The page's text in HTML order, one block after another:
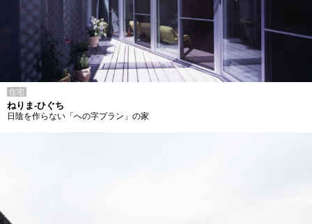
住宅
ねりま-ひぐち
日陰を作らない「への字プラン」の家